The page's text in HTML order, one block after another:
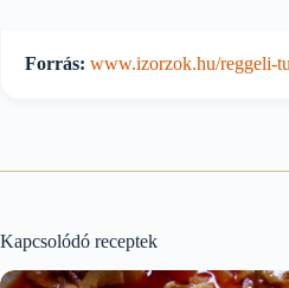
Forrás: www.izorzok.hu/reggeli-
Kapcsolódó receptek